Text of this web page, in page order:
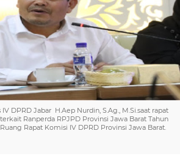
DPRD Jabar H.Aep Nurdin, S.Ag., M.Si.saat rapat
Ranperda RPJPD Provinsi Jawa Barat Tahun
Rapat Komisi IV DPRD Provinsi Jawa Barat.